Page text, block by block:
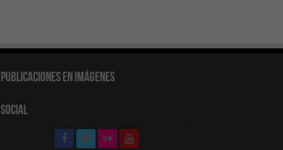
Publicaciones en Imágenes
Social